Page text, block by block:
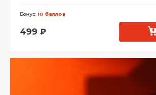
Бонус:10 баллов
499 ₽